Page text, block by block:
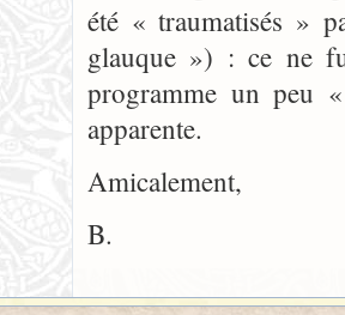
été « traumatisés »
glauque ») : ce ne
programme un peu
apparente.
Amicalement,
B.